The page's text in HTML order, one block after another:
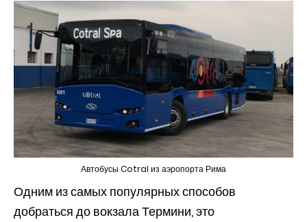
Автобусы Cotral из аэропорта Рима
Одним из самых популярных способов
добраться до вокзала Термини, это